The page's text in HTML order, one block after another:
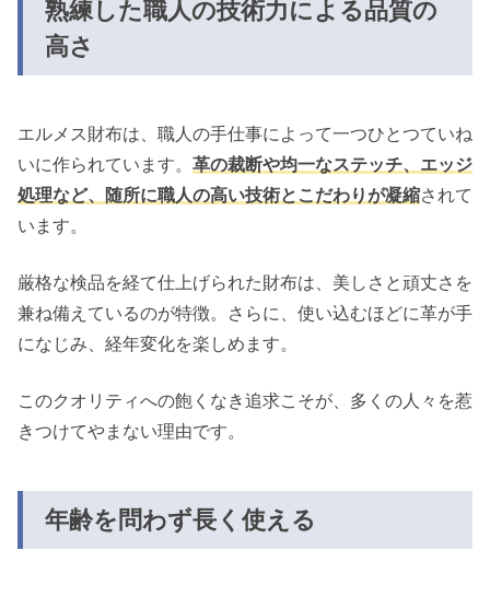
熟練した職人の技術力による品質の
高さ
エルメス財布は、職人の手仕事によって一つひとつていね
いに作られています。 革の裁断や均一なステッチ、エッジ
処理など、随所に職人の高い技術とこだわりが凝縮されて
います。
厳格な検品を経て仕上げられた財布は、美しさと頑丈さを
兼ね備えているのが特徴。さらに、使い込むほどに革が手
になじみ、経年変化を楽しめます。
このクオリティへの飽くなき追求こそが、多くの人々を惹
きつけてやまない理由です。
年齢を問わず長く使える